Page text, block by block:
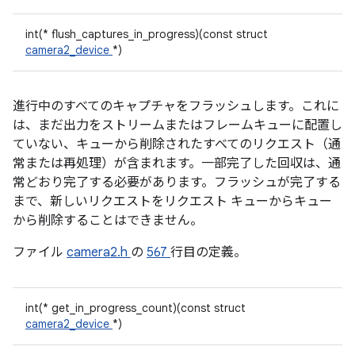
int(* flush_captures_in_progress)(const struct
camera2_device *)
進行中のすべてのキャプチャをフラッシュします。これに
は、まだ出力をストリームまたはフレームキューに配置し
ていない、キューから削除されたすべてのリクエスト（通
常または再処理）が含まれます。一部完了した回収は、通
常どおり完了する必要があります。フラッシュが完了する
まで、新しいリクエストをリクエスト キューからキュー
から削除することはできません。
ファイル camera2.h の 567 行目の定義。
int(* get_in_progress_count)(const struct
camera2_device *)